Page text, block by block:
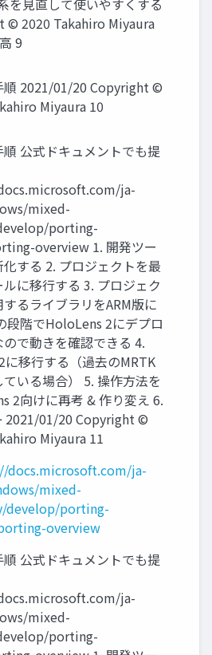
を見直して使いやすくする
© 2020 Takahiro Miyaura
9
順 2021/01/20 Copyright ©
Miyaura 10
公式ドキュメントでも提
ja-
mixed-
porting-
overview 1. 開発ツー
する 2. プロジェクトを最
に移行する 3. プロジェク
するライブラリをARM版に
段階でHoloLens 2にデプロ
で動きを確認できる 4.
に移行する（過去のMRTK
ている場合） 5. 操作方法を
2向けに再考 & 作り変え 6.
2021/01/20 Copyright ©
Miyaura 11
docs.microsoft.com/ja-
mixed-
develop/porting-
overview
公式ドキュメントでも提
ja-
mixed-
porting-